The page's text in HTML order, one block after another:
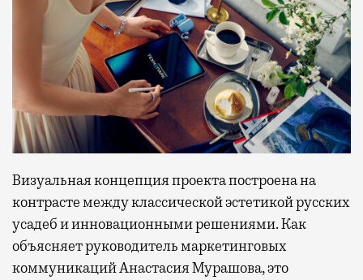
Визуальная концепция проекта построена на
контрасте между классической эстетикой русских
усадеб и инновационными решениями. Как
объясняет руководитель маркетинговых
коммуникаций Анастасия Мурашова, это